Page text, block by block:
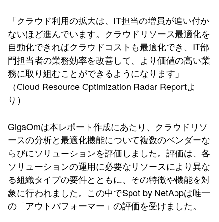
「クラウド利用の拡大は、IT担当の増員が追い付か
ないほど進んでいます。クラウドリソース最適化を
自動化できればクラウドコストも最適化でき、IT部
門担当者の業務効率を改善して、より価値の高い業
務に取り組むことができるようになります」
（Cloud Resource Optimization Radar Reportよ
り）
GigaOmは本レポート作成にあたり、クラウドリソ
ースの分析と最適化機能について複数のベンダーな
らびにソリューションを評価しました。評価は、各
ソリューションの運用に必要なリソースにより異な
る組織タイプの要件とともに、その特徴や機能を対
象に行われました。この中でSpot by NetAppは唯一
の「アウトパフォーマー」の評価を受けました。